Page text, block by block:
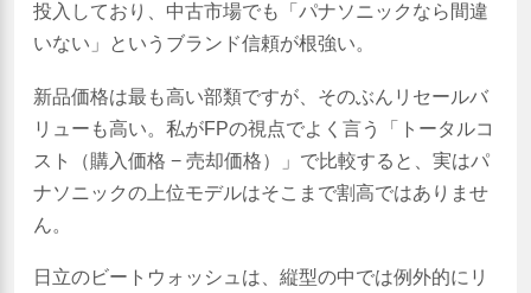
投入しており、中古市場でも「パナソニックなら間違
いない」というブランド信頼が根強い。
新品価格は最も高い部類ですが、そのぶんリセールバ
リューも高い。私がFPの視点でよく言う「トータルコ
スト（購入価格 − 売却価格）」で比較すると、実はパ
ナソニックの上位モデルはそこまで割高ではありませ
ん。
日立のビートウォッシュは、縦型の中では例外的にリ